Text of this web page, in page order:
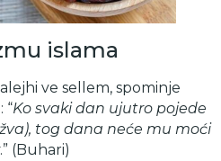
islama
ve sellem, spominje
“Ko svaki dan ujutro pojede
tog dana neće mu moći
.” (Buhari)